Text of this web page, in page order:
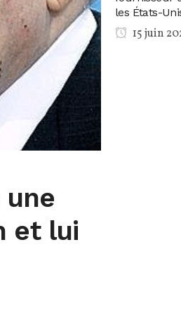
et lui
les États-
15 juin